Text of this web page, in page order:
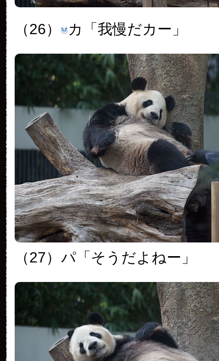
（26） カ「我慢だカー」
（27） パ「そうだよねー」